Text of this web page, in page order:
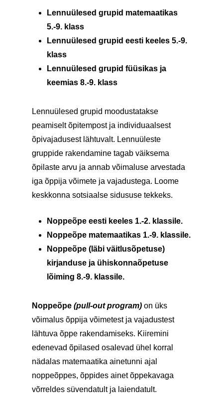
Lennuülesed grupid matemaatikas
5.-9. klass
Lennuülesed grupid eesti keeles 5.-9.
klass
Lennuülesed grupid füüsikas ja
keemias 8.-9. klass
Lennuülesed grupid moodustatakse
peamiselt õpitempost ja individuaalsest
õpivajadusest lähtuvalt. Lennuüleste
gruppide rakendamine tagab väiksema
õpilaste arvu ja annab võimaluse arvestada
iga õppija võimete ja vajadustega. Loome
keskkonna sotsiaalse sidususe tekkeks.
Noppeõpe eesti keeles 1.-2. klassile.
Noppeõpe matemaatikas 1.-9. klassile.
Noppeõpe (läbi väitlusõpetuse)
kirjanduse ja ühiskonnaõpetuse
lõiming 8.-9. klassile.
Noppeõpe (pull-out program) on üks
võimalus õppija võimetest ja vajadustest
lähtuva õppe rakendamiseks. Kiiremini
edenevad õpilased osalevad ühel korral
nädalas matemaatika ainetunni ajal
noppeõppes, õppides ainet õppekavaga
võrreldes süvendatult ja laiendatult.